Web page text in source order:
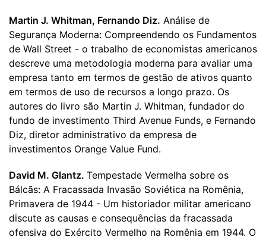
Martin J. Whitman, Fernando Diz. Análise de
Segurança Moderna: Compreendendo os Fundamentos
de Wall Street - o trabalho de economistas americanos
descreve uma metodologia moderna para avaliar uma
empresa tanto em termos de gestão de ativos quanto
em termos de uso de recursos a longo prazo. Os
autores do livro são Martin J. Whitman, fundador do
fundo de investimento Third Avenue Funds, e Fernando
Diz, diretor administrativo da empresa de
investimentos Orange Value Fund.
David M. Glantz. Tempestade Vermelha sobre os
Bálcãs: A Fracassada Invasão Soviética na Romênia,
Primavera de 1944 - Um historiador militar americano
discute as causas e consequências da fracassada
ofensiva do Exército Vermelho na Romênia em 1944. O